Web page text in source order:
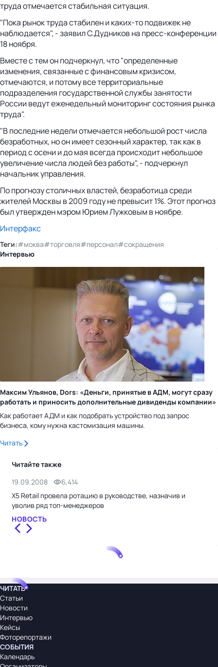
труда отмечается стабильная ситуация.
"Пока рынок труда стабилен и каких-то подвижек не
наблюдается", - заявил С.Дудников на пресс-конференции
18 ноября.
Вместе с тем он подчеркнул, что "определенные
изменения, связанные с финансовым кризисом,
отмечаются, и потому все территориальные
подразделения государственной службы занятости
России ведут еженедельный мониторинг состояния рынка
труда".
"В последние недели отмечается небольшой рост числа
безработных, но он имеет сезонный характер, так как в
период с осени и до мая всегда происходит небольшое
увеличение числа людей без работы", - подчеркнул
начальник управления.
По прогнозу столичных властей, безработица среди
жителей Москвы в 2009 году не превысит 1%. Этот прогноз
был утвержден мэром Юрием Лужковым в ноябре.
Интерфакс
Теги:#моква#торговля#персонал#сокращения
Интервью
Максим Ульянов, Dors: «Деньги, принятые в АДМ, могут сразу
работать и приносить дополнительные дивиденды компании»
Как работает АДМ и как подобрать устройство под запрос
бизнеса, кому нужна кастомизация машины.
Читать
Читайте также
19.09.2008
6,414
X5 Retail провела ротацию в руководстве, назначив и
уволив ряд топ-менеджеров
НОВОСТЬ
ЧИТАТЬ
Статьи
Новости
Интервью
Кейсы
Фоторепортажи
СОБЫТИЯ
Календарь